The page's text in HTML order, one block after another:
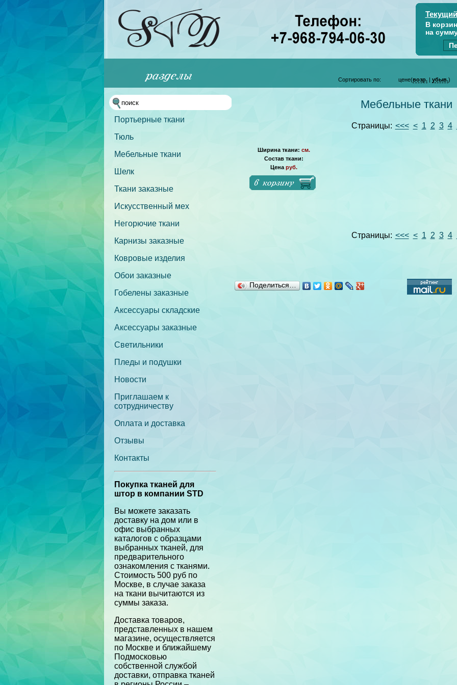
В
на
Портьерные ткани
Тюль
Мебельные ткани
Шелк
Ткани заказные
Искусственный мех
Негорючие ткани
Карнизы заказные
Ковровые изделия
Обои заказные
Гобелены заказные
Аксессуары складские
Аксессуары заказные
Светильники
Пледы и подушки
Новости
Приглашаем к
сотрудничеству
Оплата и доставка
Отзывы
Контакты
Покупка тканей для
штор в компании STD
Вы можете заказать
доставку на дом или в
офис выбранных
каталогов с образцами
выбранных тканей, для
предварительного
ознакомления с тканями.
Стоимость 500 руб по
Москве, в случае заказа
на ткани вычитаются из
суммы заказа.
Доставка товаров,
представленных в нашем
магазине, осуществляется
по Москве и ближайшему
Подмосковью
собственной службой
доставки, отправка тканей
Сортировать по: цене(возр.| убыв.)
Мебельные ткани
Страницы: <<< < 1 2 3 4
Ширина ткани: см.
Состав ткани:
Цена руб.
Страницы: <<< < 1 2 3 4
Поделиться…